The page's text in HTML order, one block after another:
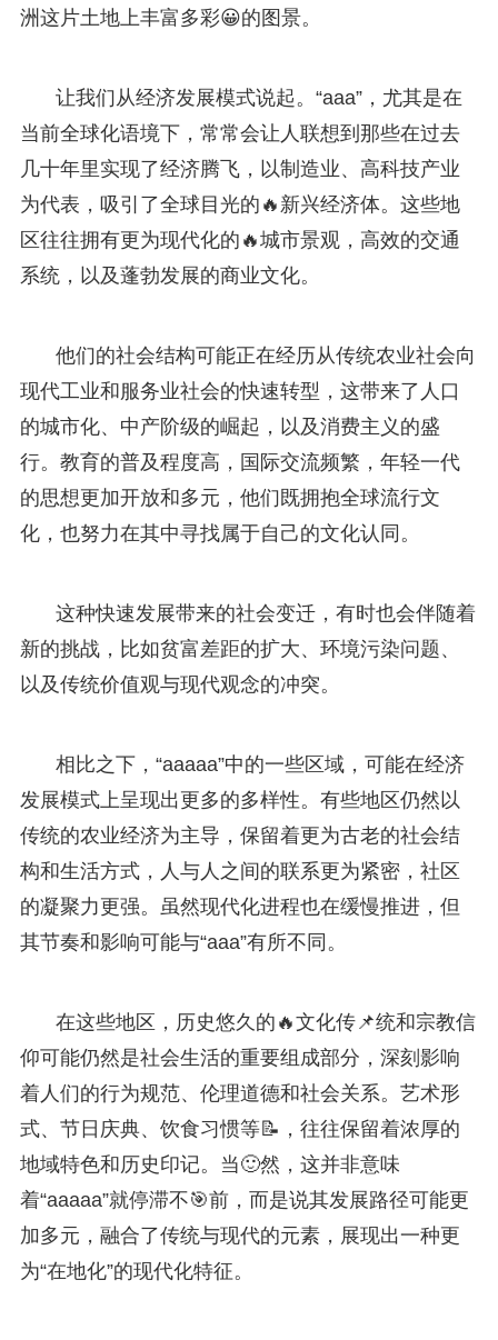
洲这片土地上丰富多彩😀的图景。
让我们从经济发展模式说起。“aaa”，尤其是在
当前全球化语境下，常常会让人联想到那些在过去
几十年里实现了经济腾飞，以制造业、高科技产业
为代表，吸引了全球目光的🔥新兴经济体。这些地
区往往拥有更为现代化的🔥城市景观，高效的交通
系统，以及蓬勃发展的商业文化。
他们的社会结构可能正在经历从传统农业社会向
现代工业和服务业社会的快速转型，这带来了人口
的城市化、中产阶级的崛起，以及消费主义的盛
行。教育的普及程度高，国际交流频繁，年轻一代
的思想更加开放和多元，他们既拥抱全球流行文
化，也努力在其中寻找属于自己的文化认同。
这种快速发展带来的社会变迁，有时也会伴随着
新的挑战，比如贫富差距的扩大、环境污染问题、
以及传统价值观与现代观念的冲突。
相比之下，“aaaaa”中的一些区域，可能在经济
发展模式上呈现出更多的多样性。有些地区仍然以
传统的农业经济为主导，保留着更为古老的社会结
构和生活方式，人与人之间的联系更为紧密，社区
的凝聚力更强。虽然现代化进程也在缓慢推进，但
其节奏和影响可能与“aaa”有所不同。
在这些地区，历史悠久的🔥文化传📌统和宗教信
仰可能仍然是社会生活的重要组成部分，深刻影响
着人们的行为规范、伦理道德和社会关系。艺术形
式、节日庆典、饮食习惯等📝，往往保留着浓厚的
地域特色和历史印记。当🙂然，这并非意味
着“aaaaa”就停滞不🎯前，而是说其发展路径可能更
加多元，融合了传统与现代的元素，展现出一种更
为“在地化”的现代化特征。